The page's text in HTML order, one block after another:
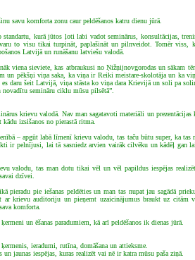
savu komforta zonu caur peldēšanos katru dienu jūrā.
standartu, kurā jūtos ļoti labi vadot seminārus, konsultācijas,
to visu tikai turpināt, paplašināt un pilnveidot. Tomēr viss,
Latvijā un runāšanu latviešu valodā.
viena sieviete, kas atbraukusi no Ņižņijnovgorodas un sākam
un pēkšņi viņa saka, ka viņa ir Reiki meistare-skolotāja un ka
es daru šeit Latvijā, viņa stāsta ko viņa dara Krievijā un soli pa
semināru ciklu mūsu pilsētā”.
krievu valodā. Nav man sagatavoti materiāli un
izsišanos no pierastā ritma.
– apgūt labā līmenī krievu valodu, tas taču būtu super, ka tas
ir pelnījusi, lai tā sasniedz arvien vairāk cilvēku un kādēļ gan
valodu, tas man dotu tikai vēl un vēl papildus iespējas
dzīvei.
pie iešanas peldēties un man tas nupat jau sagādā
ar krievu auditoriju un pieņemt uzaicinājumus braukt uz citām
komforta.
un ēšanas paradumiem, kā arī peldēšanos ik dienas jūrā.
ieradumi, rutīna, domāšana un attieksme.
jaunas iespējas, kuras realizēt vai nē ir katra mūsu paša ziņā.